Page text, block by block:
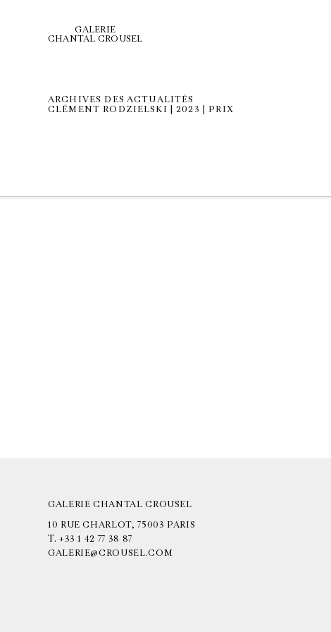
GALERIE
CHANTAL CROUSEL
ARCHIVES DES ACTUALITÉS
CLÉMENT RODZIELSKI | 2023 | PRIX
GALERIE CHANTAL CROUSEL
10 RUE CHARLOT, 75003 PARIS
T. +33 1 42 77 38 87
GALERIE@CROUSEL.COM